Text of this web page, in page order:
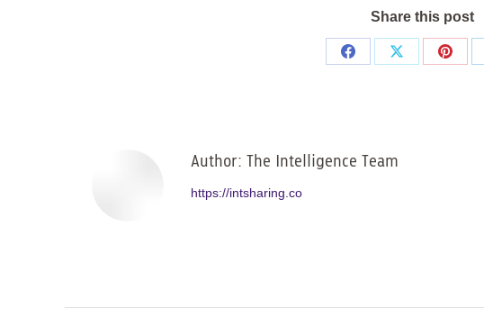
Share this post
Share
Share
Share
Author: The Intelligence Team
https://intsharing.co